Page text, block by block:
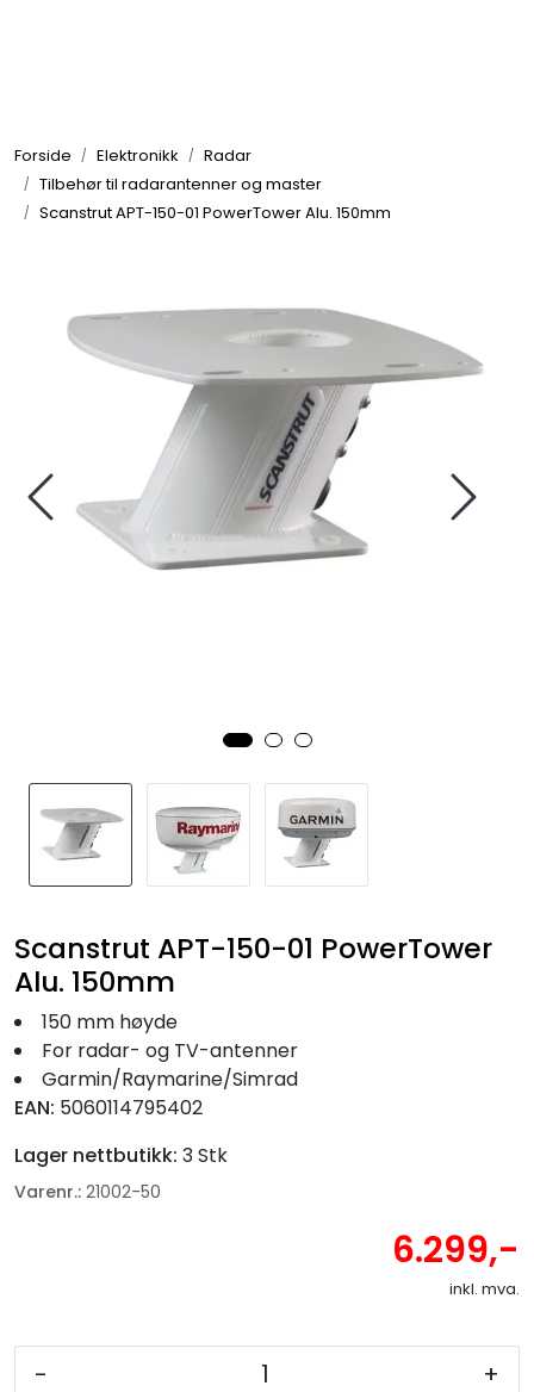
Forside Elektronikk
Radar
Tilbehør til radarantenner og master
Scanstrut APT-150-01 PowerTower Alu. 150mm
Scanstrut APT-150-01 PowerTower
Alu. 150mm
150 mm høyde
For radar- og TV-antenner
Garmin/Raymarine/Simrad
EAN: 5060114795402
Lager nettbutikk: 3 Stk
Varenr.: 21002-50
6.299,-
inkl. mva.
- +
Elektrisk
Komfort
Motor/Styring
Fortøyning
Nyheter